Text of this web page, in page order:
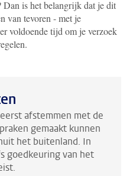
is het belangrijk dat je dit
van tevoren - met je
voldoende tijd om je verzoek
afstemmen met de
gemaakt kunnen
het buitenland. In
goedkeuring van het